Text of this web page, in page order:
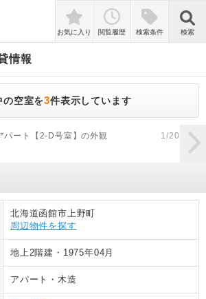
検索
お気に入り 閲覧履歴 検索条件 検索
情報
の空室を3件表示しています
zoom_in
パート【2-D号室】の外観 1/20
北海道函館市上野町
周辺物件を探す
地上2階建 ・ 1975年04月
アパート ・ 木造